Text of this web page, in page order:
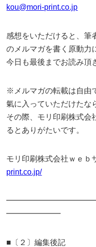
kou@mori-print.co.jp
感想をいただけると、筆
のメルマガを書く原動力
今日も最後までお読み頂
※メルマガの転載は自由
氣に入っていただけたな
その際、モリ印刷株式会
るとありがたいです。
モリ印刷株式会社ｗｅｂ
print.co.jp/
━━━━━━━
■〔２〕編集後記